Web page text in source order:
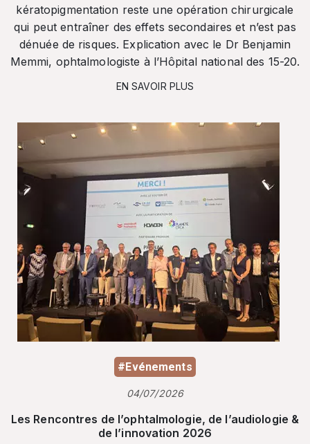
kératopigmentation reste une opération chirurgicale
qui peut entraîner des effets secondaires et n’est pas
dénuée de risques. Explication avec le Dr Benjamin
Memmi, ophtalmologiste à l’Hôpital national des 15-20.
EN SAVOIR PLUS
#Evénements
04/07/2026
Les Rencontres de l’ophtalmologie, de l’audiologie &
de l’innovation 2026